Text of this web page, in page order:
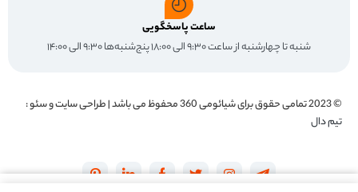
ساعت پاسخگویی
شنبه تا چهارشنبه از ساعت ۹:۳۰ الی ۱۸:۰۰ پنج‌شنبه‌ها ۹:۳۰ الی ۱۴:۰۰
© 2023 تمامی حقوق برای شیائومی 360
محفوظ می باشد | طراحی سایت و سئو :
تیم دال